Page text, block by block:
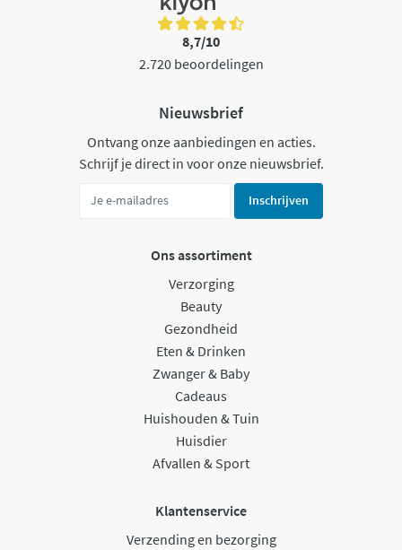
8,7/10
2.720 beoordelingen
Nieuwsbrief
Ontvang onze aanbiedingen en acties.
Schrijf je direct in voor onze nieuwsbrief.
Inschrijven
Ons assortiment
Verzorging
Beauty
Gezondheid
Eten & Drinken
Zwanger & Baby
Cadeaus
Huishouden & Tuin
Huisdier
Afvallen & Sport
Klantenservice
Verzending en bezorging